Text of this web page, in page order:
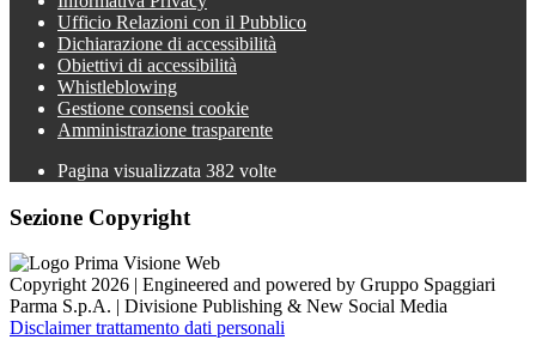
Ufficio Relazioni con il Pubblico
Dichiarazione di accessibilità
Obiettivi di accessibilità
Whistleblowing
Gestione consensi cookie
Amministrazione trasparente
Pagina visualizzata 382 volte
Sezione Copyright
Copyright 2026 | Engineered and powered by Gruppo Spaggiari
Parma S.p.A. | Divisione Publishing & New Social Media
Disclaimer trattamento dati personali